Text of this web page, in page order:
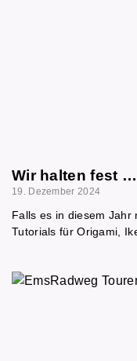
Wir halten fest …
19. Dezember 2024
Falls es in diesem Jahr
Tutorials für Origami,